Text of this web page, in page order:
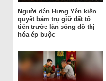
Người dân Hưng Yên kiên
quyết bám trụ giữ đất tổ
tiên trước làn sóng đô thị
hóa ép buộc